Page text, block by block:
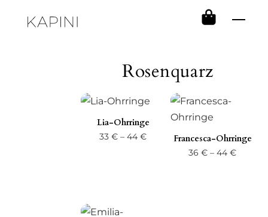
Rosenquarz
Lia-Ohrringe
33€ –44€Preisspanne:Francesca-Ohrringe
36€ –44€